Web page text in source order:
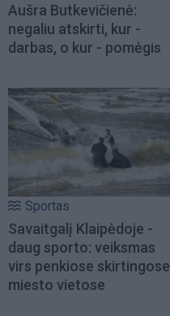
Aušra Butkevičienė:
negaliu atskirti, kur -
darbas, o kur - pomėgis
Sportas
Savaitgalį Klaipėdoje -
daug sporto: veiksmas
virs penkiose skirtingose
miesto vietose